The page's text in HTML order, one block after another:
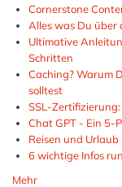
Cornerstone
Alles was Du über
Ultimative
Schritten
Caching? Warum
solltest
SSL-
Chat GPT - Ein 5-
Reisen und Urlaub
6 wichtige Infos
Mehr